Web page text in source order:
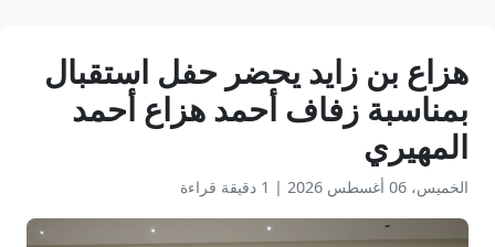
هزاع بن زايد يحضر حفل استقبال
بمناسبة زفاف أحمد هزاع أحمد
المهيري
الخميس، 06 أغسطس 2026 | 1 دقيقة قراءة